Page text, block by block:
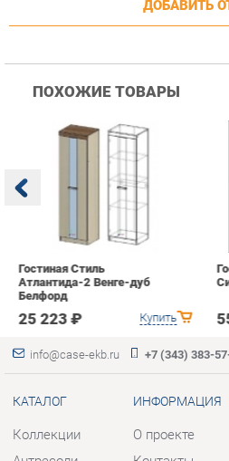
Купить
Гостиная Стиль
Атлантида-2 Венге-дуб
Белфорд
info@case-ekb.ru +7 (343) 383-57-83
КАТАЛОГ
Коллекции
Антресоли
Комоды
Стеллажи
ИНФОРМАЦИЯ
О проекте
Контакты
Дизайн
Доставка и